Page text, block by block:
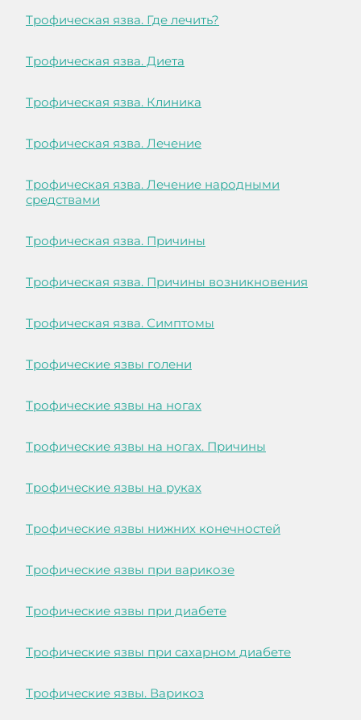
Трофическая язва. Где лечить?
Трофическая язва. Диета
Трофическая язва. Клиника
Трофическая язва. Лечение
Трофическая язва. Лечение народными
средствами
Трофическая язва. Причины
Трофическая язва. Причины возникновения
Трофическая язва. Симптомы
Трофические язвы голени
Трофические язвы на ногах
Трофические язвы на ногах. Причины
Трофические язвы на руках
Трофические язвы нижних конечностей
Трофические язвы при варикозе
Трофические язвы при диабете
Трофические язвы при сахарном диабете
Трофические язвы. Варикоз